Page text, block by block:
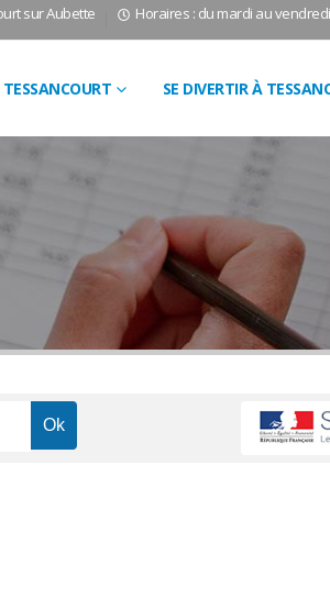
sur Aubette Horaires : du mardi au
SE DIVERTIR À